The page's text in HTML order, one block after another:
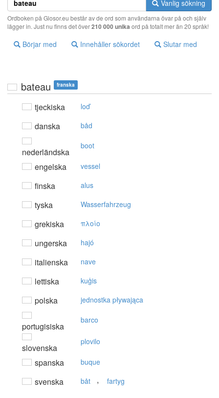
Vanlig sökning
Ordboken på Glosor.eu består av de ord som användarna övar på och själv
lägger in. Just nu finns det över210 000 unika ord på totalt mer än 20 språk!
Börjar med Innehåller sökordet Slutar med
bateau franska
tjeckiska loď
danska båd
nederländska
boot
engelska vessel
finska alus
tyska Wasserfahrzeug
grekiska πλoίo
ungerska hajó
italienska nave
lettiska kuģis
polska jednostka pływająca
portugisiska
barco
slovenska
plovilo
spanska buque
svenska båt , fartyg